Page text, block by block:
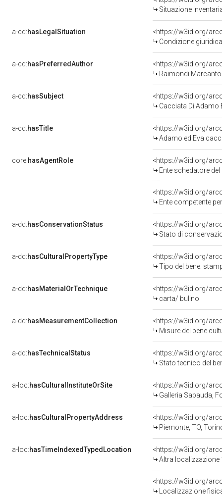
Situazione
a-cd:hasLegalSituation
<https://w3id.org/
Condizione
a-cd:hasPreferredAuthor
<https://w3id.org/
Raimondi
a-cd:hasSubject
<https://w3id.org/
Cacciata Di Adamo
a-cd:hasTitle
<https://w3id.org/
Adamo ed Eva
core:hasAgentRole
<https://w3id.org/
Ente schedatore del
<https://w3id.org/
Ente competente
a-dd:hasConservationStatus
<https://w3id.org/
Stato di
a-dd:hasCulturalPropertyType
<https://w3id.org/
Tipo del bene:
a-dd:hasMaterialOrTechnique
<https://w3id.org/
carta/ bulino
a-dd:hasMeasurementCollection
<https://w3id.org/
Misure del bene
a-dd:hasTechnicalStatus
<https://w3id.org/
Stato tecnico del
a-loc:hasCulturalInstituteOrSite
<https://w3id.org/
Galleria Sabauda,
a-loc:hasCulturalPropertyAddress
<https://w3id.org/
Piemonte, TO,
a-loc:hasTimeIndexedTypedLocation
<https://w3id.org/
Altra localizzazione
<https://w3id.org/
Localizzazione